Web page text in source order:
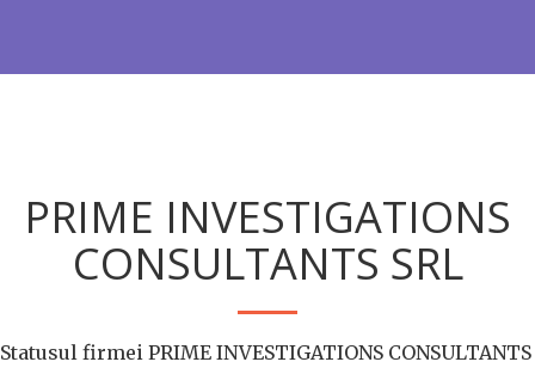
PRIME INVESTIGATIONS
CONSULTANTS SRL
Statusul firmei PRIME INVESTIGATIONS CONSULTANTS